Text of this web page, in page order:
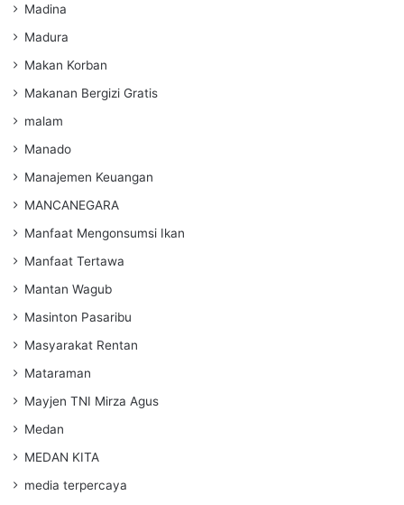
Madina
Madura
Makan Korban
Makanan Bergizi Gratis
malam
Manado
Manajemen Keuangan
MANCANEGARA
Manfaat Mengonsumsi Ikan
Manfaat Tertawa
Mantan Wagub
Masinton Pasaribu
Masyarakat Rentan
Mataraman
Mayjen TNI Mirza Agus
Medan
MEDAN KITA
media terpercaya